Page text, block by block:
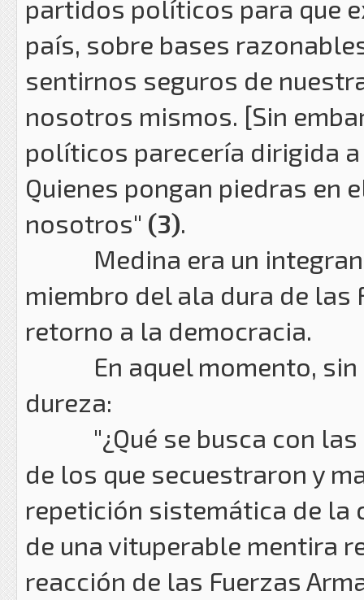
partidos políticos para que
país, sobre bases
sentirnos seguros de
nosotros mismos. [Sin
políticos parecería dirigida
Quienes pongan piedras en
nosotros" (3).
Medina era un
miembro del ala dura de las
retorno a la democracia.
En aquel momento, sin
dureza:
"¿Qué se busca con las
de los que secuestraron y
repetición sistemática de la
de una vituperable mentira
reacción de las Fuerzas